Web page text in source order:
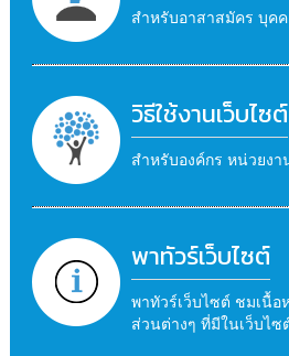
สำหรับอาสาสมัคร บุค
วิธีใช้งานเว็บไซต์
สำหรับองค์กร หน่วยง
พาทัวร์เว็บไซต์
พาทัวร์เว็บไซต์ ชมเนื้อ
ส่วนต่างๆ ที่มีในเว็บไซ